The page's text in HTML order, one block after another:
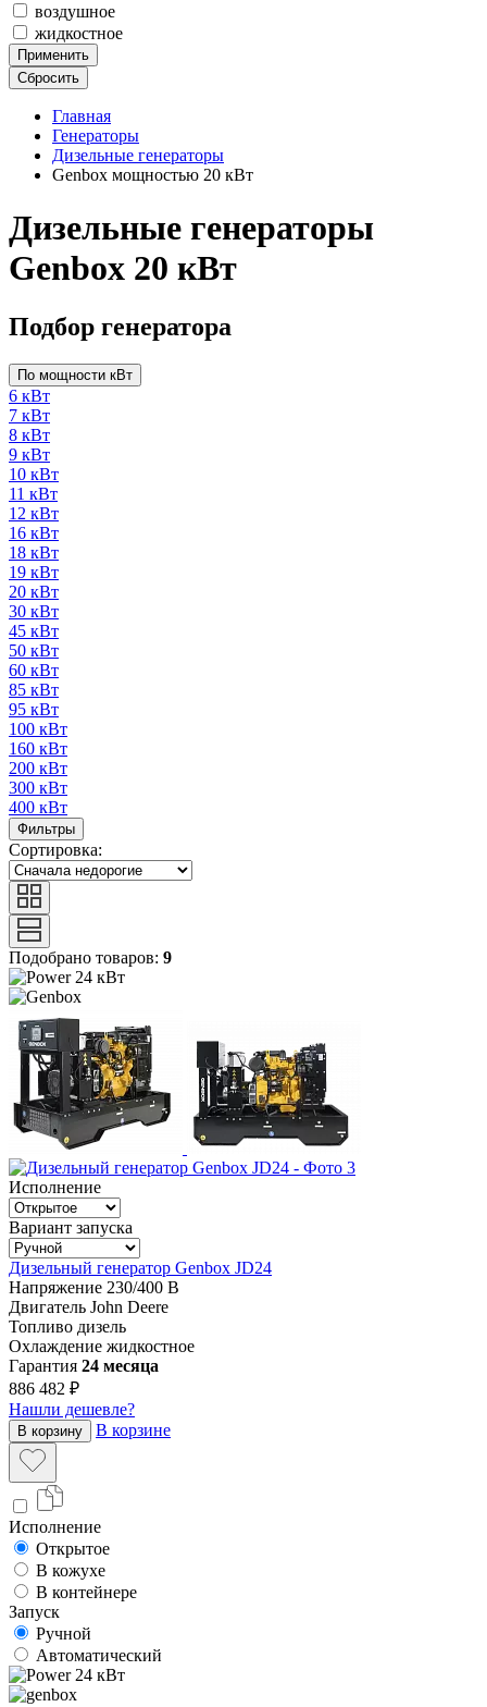
воздушное
жидкостное
Применить
Сбросить
Главная
Генераторы
Дизельные генераторы
Genbox мощностью 20 кВт
Дизельные генераторы
Genbox 20 кВт
Подбор генератора
По мощности кВт
6 кВт
7 кВт
8 кВт
9 кВт
10 кВт
11 кВт
12 кВт
16 кВт
18 кВт
19 кВт
20 кВт
30 кВт
45 кВт
50 кВт
60 кВт
85 кВт
95 кВт
100 кВт
160 кВт
200 кВт
300 кВт
400 кВт
Фильтры
Сортировка:
Подобрано товаров: 9
24 кВт
Исполнение
Вариант запуска
Дизельный генератор Genbox JD24
Напряжение 230/400 В
Двигатель John Deere
Топливо дизель
Охлаждение жидкостное
Гарантия 24 месяца
886 482 ₽
Нашли дешевле?
В корзину В корзине
Исполнение
Открытое
В кожухе
В контейнере
Запуск
Ручной
Автоматический
24 кВт